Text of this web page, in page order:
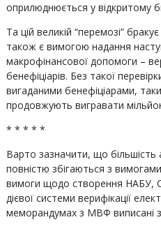
оприлюднюється у відкритому
Та цій великій “перемозі”
також є вимогою надання
макрофінансової допомоги –
бенефіціарів. Без такої
вигаданими бенефіціарами,
продовжують вигравати
* * * * *
Варто зазначити, що більшість
повністю збігаються з
вимоги щодо створення НАБУ,
дієвої системи верифікації
меморандумах з МВФ виписані